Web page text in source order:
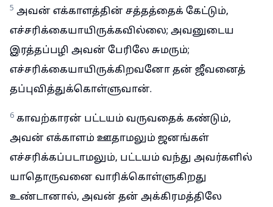
5 அவன் எக்காளத்தின் சத்தத்தைக் கேட்டும்,
எச்சரிக்கையாயிருக்கவில்லை; அவனுடைய
இரத்தப்பழி அவன் பேரிலே சுமரும்;
எச்சரிக்கையாயிருக்கிறவனோ தன் ஜீவனைத்
தப்புவித்துக்கொள்ளுவான்.
6 காவற்காரன் பட்டயம் வருவதைக் கண்டும்,
அவன் எக்காளம் ஊதாமலும் ஜனங்கள்
எச்சரிக்கப்படாமலும், பட்டயம் வந்து அவர்களில்
யாதொருவனை வாரிக்கொள்ளுகிறது
உண்டானால், அவன் தன் அக்கிரமத்திலே